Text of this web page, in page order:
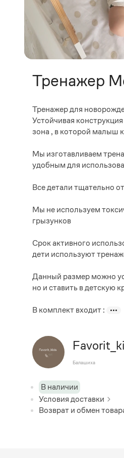
Тренажер
Тренажер для
Устойчивая
зона , в которой малыш
Мы изготавливаем
удобным для
Все детали тщательно
Мы не используем
грызунков
Срок активного
дети используют
Данный размер можно
но и ставить в детскую
В комплект входит :
Балашиха
В наличии
Условия доставки
Возврат и обмен